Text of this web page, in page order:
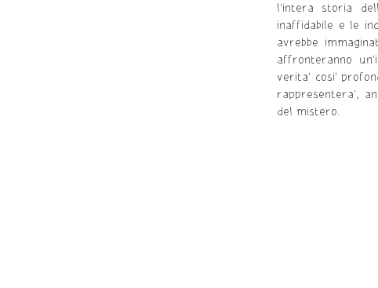
l'intera storia
inaffidabile e le
avrebbe
affronteranno
verita' cosi'
rappresentera',
del mistero.